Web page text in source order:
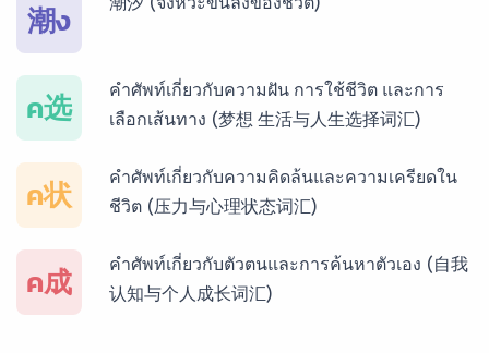
บริการรับแปลภาษาเวียดนาม ราคาเริ่มต้น 150฿
บริการรับแปลภาษาฝรั่งเศส ราคาเริ่มต้น 150฿
บริการรับแปลภาษาสเปน ราคาเริ่มต้น 150฿
潮ง
ค选
คำศัพท์เกี่ยวกับความฝัน การใช้ชีวิต และการ
เลือกเส้นทาง (梦想 生活与人生选择词汇)
ค状
คำศัพท์เกี่ยวกับความคิดล้นและความเครียดใน
ชีวิต (压力与心理状态词汇)
ค成
คำศัพท์เกี่ยวกับตัวตนและการค้นหาตัวเอง (自我
认知与个人成长词汇)